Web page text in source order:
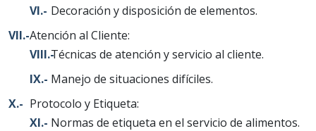
Decoración y disposición de elementos.
Atención al Cliente:
Técnicas de atención y servicio al cliente.
Manejo de situaciones difíciles.
Protocolo y Etiqueta:
Normas de etiqueta en el servicio de alimentos.